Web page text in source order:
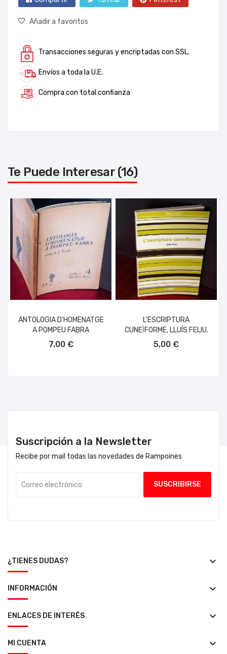
Añadir a favoritos
Transacciones seguras y encriptadas con SSL.
Envíos a toda la U.E.
Compra con total confianza
Te Puede Interesar (16)
ANTOLOGIA D'HOMENATGE
A POMPEU FABRA
7,00 €
L'ESCRIPTURA
CUNEÏFORME, LLUÍS FELIU.
5,00 €
Suscripción a la Newsletter
Recibe por mail todas las novedades de Rampoines
¿TIENES DUDAS? keyboard_arrow_down
INFORMACIÓN keyboard_arrow_down
ENLACES DE INTERÉS keyboard_arrow_down
MI CUENTA keyboard_arrow_down